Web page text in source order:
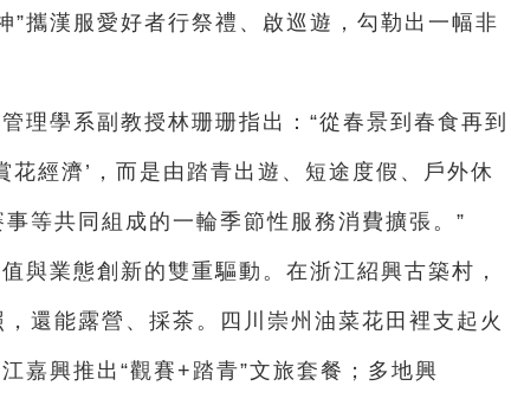
”攜漢服愛好者行祭禮、啟巡遊，勾勒出一幅非
理學系副教授林珊珊指出：“從春景到春食再到
花經濟’，而是由踏青出遊、短途度假、戶外休
等共同組成的一輪季節性服務消費擴張。”
與業態創新的雙重驅動。在浙江紹興古築村，
還能露營、採茶。四川崇州油菜花田裡支起火
嘉興推出“觀賽+踏青”文旅套餐；多地興